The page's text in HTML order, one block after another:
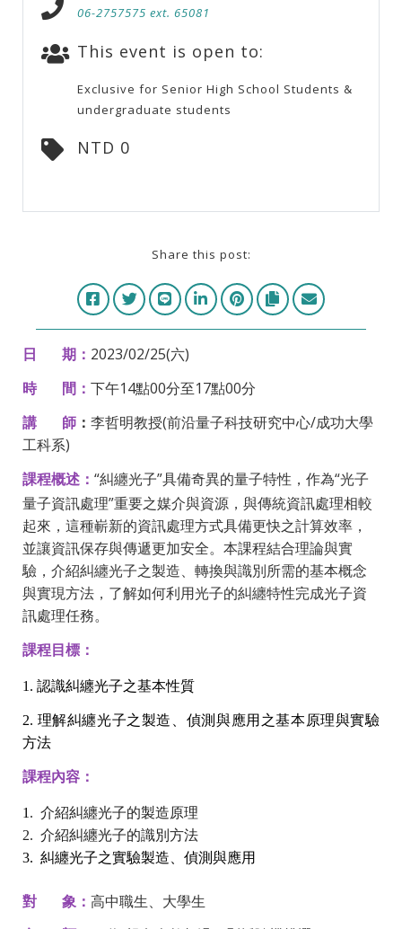
06-2757575 ext. 65081
This event is open to:
Exclusive for Senior High School Students &
undergraduate students
NTD 0
Share this post:
日 期： 2023/02/25(六)
時 間： 下午14點00分至17點00分
講
師 ： 李哲明教授(前沿量子科技研究中心/成功大學
工科系)
課程概述 ： “糾纏光子”具備奇異的量子特性，作為“光子
量子資訊處理”重要之媒介與資源，與傳統資訊處理相較
起來， 這種嶄新的資訊處理方式具備更快之計算效率，
並讓資訊保存與傳遞更加安全。本課程結合理論與實
驗， 介紹糾纏光子之製造、轉換與識別所需的基本概念
與實現方法， 了解如何利用光子的糾纏特性完成光子資
訊處理任務。
課程目標 ：
1. 認識糾纏光子之基本性質
2. 理解糾纏光子之製造、偵測與應用之基本原理與實驗
方法
課程內容 ：
1. 介紹糾纏光子的製造原理
2. 介紹糾纏光子的識別方法
3. 糾纏光子之實驗製造、偵測與應用
對 象： 高中職生、大學生